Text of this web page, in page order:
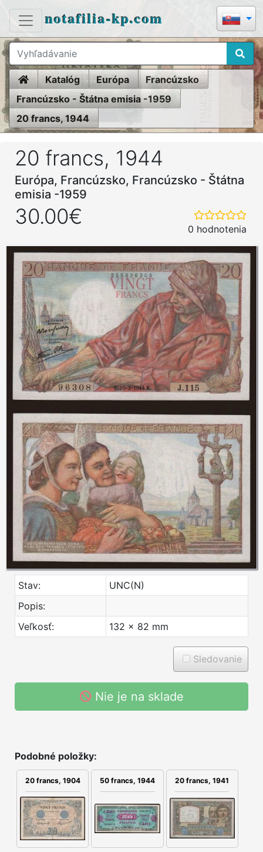
notafilia-kp.com
HomeKatalóg Európa
Francúzsko
Francúzsko - Štátna emisia -1959
20 francs, 1944
20 francs, 1944
Európa, Francúzsko, Francúzsko - Štátna
emisia -1959
30.00€
0 hodnotenia
Stav:
UNC(N)
Popis:
Veľkosť:
132 x 82 mm
Sledovanie
Nie je na sklade
Podobné položky:
20 francs, 1904 50 francs, 1944 20 francs, 1941